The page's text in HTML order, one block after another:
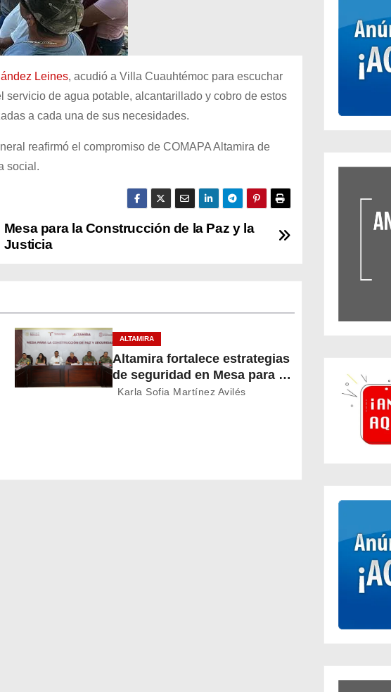
Leines, acudió a Villa Cuauhtémoc para escuchar
servicio de agua potable, alcantarillado y cobro de estos
a cada una de sus necesidades.
reafirmó el compromiso de COMAPA Altamira de
social.
Mesa para la Construcción de la Paz y la
Justicia
ALTAMIRA
Altamira fortalece estrategias
de seguridad en Mesa para la
Construcción de Paz
Karla Sofia Martínez Avilés